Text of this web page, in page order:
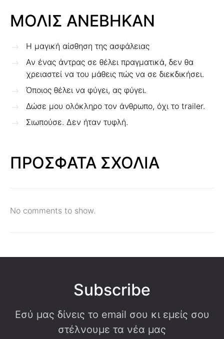
ΜΟΛΙΣ ΑΝΕΒΗΚΑΝ
Η μαγική αίσθηση της ασφάλειας
Αν ένας άντρας σε θέλει πραγματικά, δεν θα
χρειαστεί να του μάθεις πώς να σε διεκδικήσει.
Όποιος θέλει να φύγει, ας φύγει.
Δώσε μου ολόκληρο τον άνθρωπο, όχι το trailer.
Σιωπούσε. Δεν ήταν τυφλή.
ΠΡΟΣΦΑΤΑ ΣΧΟΛΙΑ
No comments to show.
Subscribe
Εσύ μας δίνεις το email σου κι εμείς σου
στέλνουμε τα νέα μας